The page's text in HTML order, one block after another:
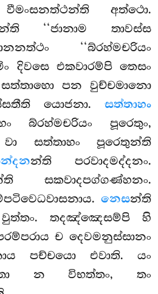
අත්ථො.
‘‘ජානාම තාවස්ස
‘‘බ්රහ්මචරියං
දිවසෙ එකවාරම්පි තෙසං
පන වුච්චමානො
යොජනා. සත්තාහං
බ්රහ්මචරියං පූරෙතුං,
සත්තාහං පූරෙතුන්ති
න්ති පරවාදමද්දනං.
සකවාදපග්ගණ්හනං.
නෙසන්ති
තදඤ්ඤෙසම්පි හි
ච දෙවමනුස්සානං
පච්චයො එවාති. යං
න විභත්තං, තං